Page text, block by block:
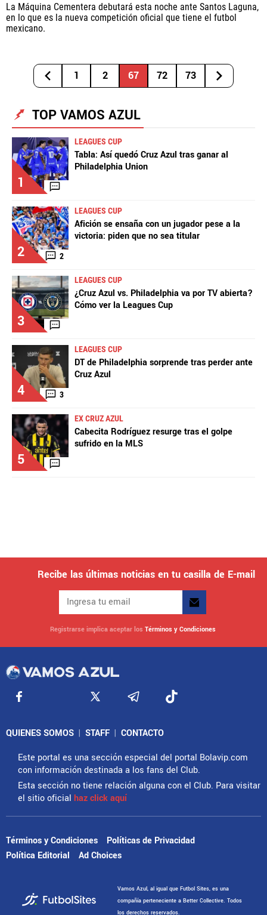
La Máquina Cementera debutará esta noche ante Santos Laguna,
en lo que es la nueva competición oficial que tiene el futbol
mexicano.
1 2 67 72 73
TOP VAMOS AZUL
1
LEAGUES CUP
Tabla: Así quedó Cruz Azul tras ganar al
Philadelphia Union
2 2
LEAGUES CUP
Afición se ensaña con un jugador pese a la
victoria: piden que no sea titular
3
LEAGUES CUP
¿Cruz Azul vs. Philadelphia va por TV abierta?
Cómo ver la Leagues Cup
4 3
LEAGUES CUP
DT de Philadelphia sorprende tras perder ante
Cruz Azul
5
EX CRUZ AZUL
Cabecita Rodríguez resurge tras el golpe
sufrido en la MLS
Recibe las últimas noticias en tu casilla de E-mail
Registrarse implica aceptar los Términos y Condiciones
QUIENES SOMOS | STAFF | CONTACTO
Este portal es una sección especial del portal Bolavip.com
con información destinada a los fans del Club.
Esta sección no tiene relación alguna con el Club. Para visitar
el sitio oficial haz click aquí
Términos y Condiciones
Políticas de Privacidad
Política Editorial
Ad Choices
Vamos Azul, al igual que Futbol Sites, es una
compañía perteneciente a Better Collective. Todos
los derechos reservados.